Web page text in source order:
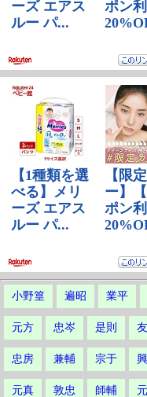
小野篁 遍昭 業平
元方 忠岑 是則
忠房 兼輔 宗于
元真 敦忠 師輔